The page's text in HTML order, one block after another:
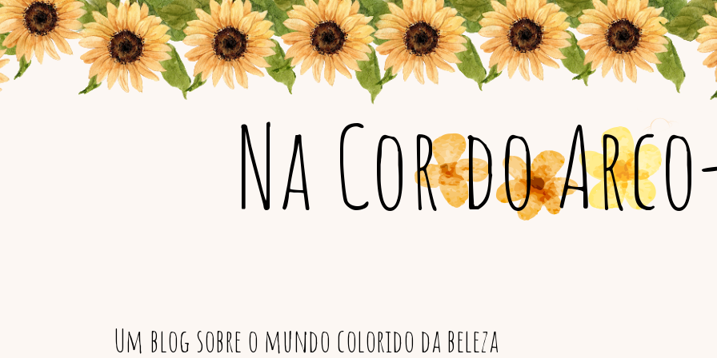
Na Cor do
Um blog sobre o mundo colorido da beleza